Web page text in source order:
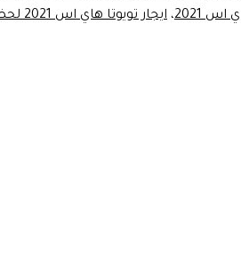
اس 2021 ،
ايجار تويوتا